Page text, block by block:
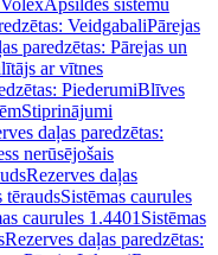
Apsildes sistēmu
VeidgabaliPārejas
paredzētas: Pārejas un
ar vītnes
PiederumiBlīves
Stiprinājumi
daļas paredzētas:
nerūsējošais
Rezerves daļas
tēraudsSistēmas caurules
caurules 1.4401 Sistēmas
Rezerves daļas paredzētas: